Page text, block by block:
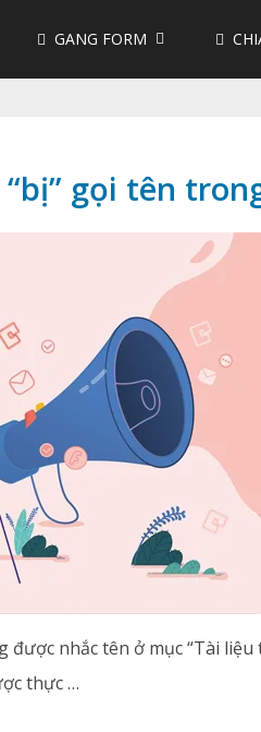
GANG FORM
gọi tên
nhắc tên ở mục “Tài
thực …